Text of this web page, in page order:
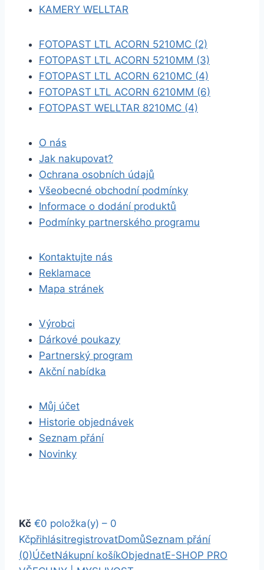
KAMERY WELLTAR
FOTOPAST LTL ACORN 5210MC (2)
FOTOPAST LTL ACORN 5210MM (3)
FOTOPAST LTL ACORN 6210MC (4)
FOTOPAST LTL ACORN 6210MM (6)
FOTOPAST WELLTAR 8210MC (4)
O nás
Jak nakupovat?
Ochrana osobních údajů
Všeobecné obchodní podmínky
Informace o dodání produktů
Podmínky partnerského programu
Kontaktujte nás
Reklamace
Mapa stránek
Výrobci
Dárkové poukazy
Partnerský program
Akční nabídka
Můj účet
Historie objednávek
Seznam přání
Novinky
Kč €0 položka(y) – 0
KčpřihlásitregistrovatDomůSeznam přání
(0)ÚčetNákupní košíkObjednatE-SHOP PRO